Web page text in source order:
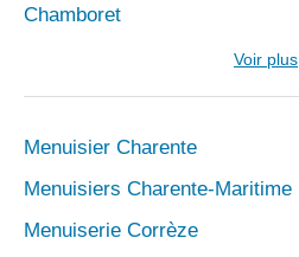
Chamboret
Voir plus
Menuisier Charente
Menuisiers Charente-Maritime
Menuiserie Corrèze